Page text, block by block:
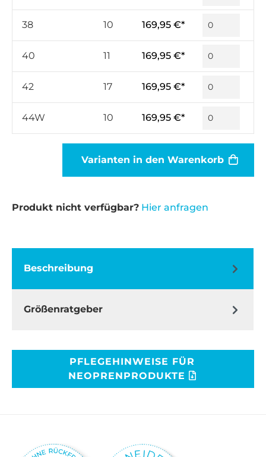
38 10 169,95 €*
40 11 169,95 €*
42 17 169,95 €*
44W 10 169,95 €*
Varianten in den Warenkorb
Produkt nicht verfügbar? Hier anfragen
Beschreibung
Größenratgeber
PFLEGEHINWEISE FÜR
NEOPRENPRODUKTE